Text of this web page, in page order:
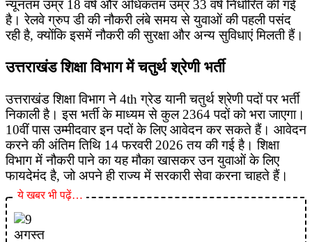
न्यूनतम उम्र 18 वर्ष और अधिकतम उम्र 33 वर्ष निर्धारित की गई
है। रेलवे ग्रुप डी की नौकरी लंबे समय से युवाओं की पहली पसंद
रही है, क्योंकि इसमें नौकरी की सुरक्षा और अन्य सुविधाएं मिलती हैं।
उत्तराखंड शिक्षा विभाग में चतुर्थ श्रेणी भर्ती
उत्तराखंड शिक्षा विभाग ने 4th ग्रेड यानी चतुर्थ श्रेणी पदों पर भर्ती
निकाली है। इस भर्ती के माध्यम से कुल 2364 पदों को भरा जाएगा।
10वीं पास उम्मीदवार इन पदों के लिए आवेदन कर सकते हैं। आवेदन
करने की अंतिम तिथि 14 फरवरी 2026 तय की गई है। शिक्षा
विभाग में नौकरी पाने का यह मौका खासकर उन युवाओं के लिए
फायदेमंद है, जो अपने ही राज्य में सरकारी सेवा करना चाहते हैं।
ये खबर भी पढ़ें…